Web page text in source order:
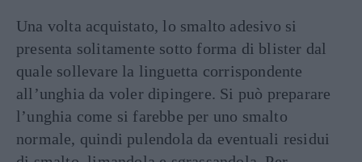
Una volta acquistato, lo smalto adesivo si
presenta solitamente sotto forma di blister dal
quale sollevare la linguetta corrispondente
all’unghia da voler dipingere. Si può preparare
l’unghia come si farebbe per uno smalto
normale, quindi pulendola da eventuali residui